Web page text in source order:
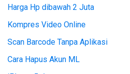
Harga Hp dibawah 2 Juta
Kompres Video Online
Scan Barcode Tanpa Aplikasi
Cara Hapus Akun ML